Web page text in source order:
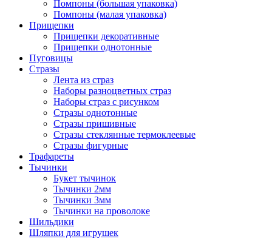
Помпоны (большая упаковка)
Помпоны (малая упаковка)
Прищепки
Прищепки декоративные
Прищепки однотонные
Пуговицы
Стразы
Лента из страз
Наборы разноцветных страз
Наборы страз с рисунком
Стразы однотонные
Стразы пришивные
Стразы стеклянные термоклеевые
Стразы фигурные
Трафареты
Тычинки
Букет тычинок
Тычинки 2мм
Тычинки 3мм
Тычинки на проволоке
Шильдики
Шляпки для игрушек